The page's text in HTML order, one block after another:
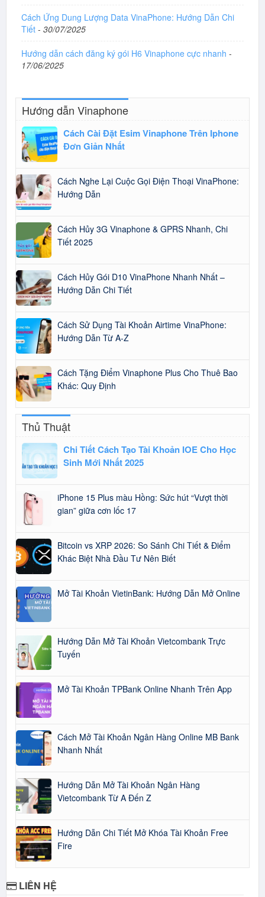
Cách Ứng Dung Lượng Data VinaPhone: Hướng Dẫn Chi
Tiết - 30/07/2025
Hướng dẫn cách đăng ký gói H6 Vinaphone cực nhanh -
17/06/2025
Hướng dẫn Vinaphone
Cách Cài Đặt Esim Vinaphone Trên Iphone
Đơn Giản Nhất
Cách Nghe Lại Cuộc Gọi Điện Thoại VinaPhone:
Hướng Dẫn
Cách Hủy 3G Vinaphone & GPRS Nhanh, Chi
Tiết 2025
Cách Hủy Gói D10 VinaPhone Nhanh Nhất –
Hướng Dẫn Chi Tiết
Cách Sử Dụng Tài Khoản Airtime VinaPhone:
Hướng Dẫn Từ A-Z
Cách Tặng Điểm Vinaphone Plus Cho Thuê Bao
Khác: Quy Định
Thủ Thuật
Chi Tiết Cách Tạo Tài Khoản IOE Cho Học
Sinh Mới Nhất 2025
iPhone 15 Plus màu Hồng: Sức hút “Vượt thời
gian” giữa cơn lốc 17
Bitcoin vs XRP 2026: So Sánh Chi Tiết & Điểm
Khác Biệt Nhà Đầu Tư Nên Biết
Mở Tài Khoản VietinBank: Hướng Dẫn Mở Online
Hướng Dẫn Mở Tài Khoản Vietcombank Trực
Tuyến
Mở Tài Khoản TPBank Online Nhanh Trên App
Cách Mở Tài Khoản Ngân Hàng Online MB Bank
Nhanh Nhất
Hướng Dẫn Mở Tài Khoản Ngân Hàng
Vietcombank Từ A Đến Z
Hướng Dẫn Chi Tiết Mở Khóa Tài Khoản Free
Fire
LIÊN HỆ